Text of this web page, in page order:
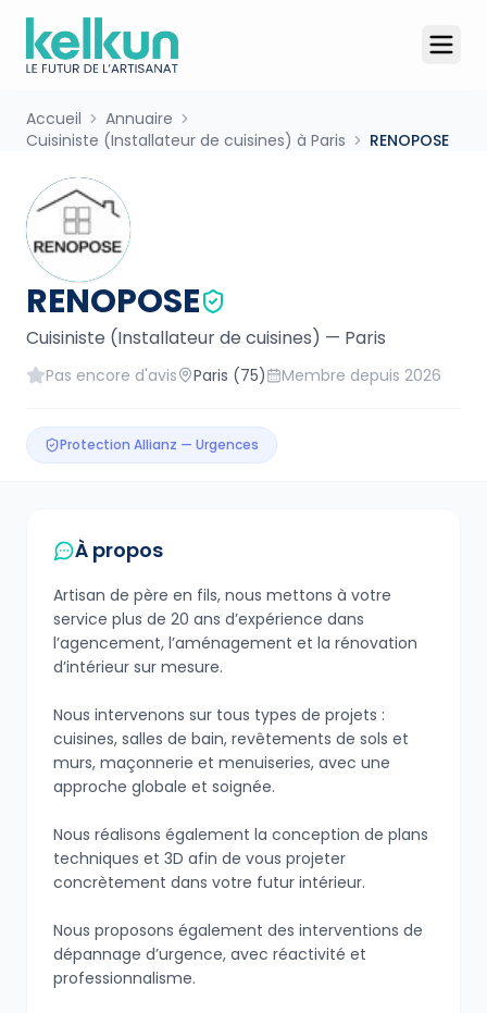
Accueil
Annuaire
Cuisiniste (Installateur de cuisines) à Paris
RENOPOSE
RENOPOSE
Cuisiniste (Installateur de cuisines) — Paris
Pas encore d'avis Paris (75) Membre depuis 2026
Protection Allianz — Urgences
À propos
Artisan de père en fils, nous mettons à votre
service plus de 20 ans d’expérience dans
l’agencement, l’aménagement et la rénovation
d’intérieur sur mesure.
Nous intervenons sur tous types de projets :
cuisines, salles de bain, revêtements de sols et
murs, maçonnerie et menuiseries, avec une
approche globale et soignée.
Nous réalisons également la conception de plans
techniques et 3D afin de vous projeter
concrètement dans votre futur intérieur.
Nous proposons également des interventions de
dépannage d’urgence, avec réactivité et
professionnalisme.